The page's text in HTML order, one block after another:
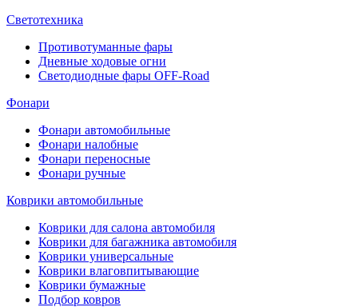
Светотехника
Противотуманные фары
Дневные ходовые огни
Светодиодные фары OFF-Road
Фонари
Фонари автомобильные
Фонари налобные
Фонари переносные
Фонари ручные
Коврики автомобильные
Коврики для салона автомобиля
Коврики для багажника автомобиля
Коврики универсальные
Коврики влаговпитывающие
Коврики бумажные
Подбор ковров